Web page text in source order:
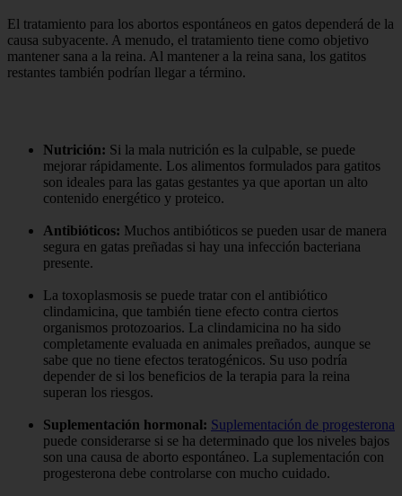
El tratamiento para los abortos espontáneos en gatos dependerá de la
causa subyacente. A menudo, el tratamiento tiene como objetivo
mantener sana a la reina. Al mantener a la reina sana, los gatitos
restantes también podrían llegar a término.
Nutrición: Si la mala nutrición es la culpable, se puede
mejorar rápidamente. Los alimentos formulados para gatitos
son ideales para las gatas gestantes ya que aportan un alto
contenido energético y proteico.
Antibióticos: Muchos antibióticos se pueden usar de manera
segura en gatas preñadas si hay una infección bacteriana
presente.
La toxoplasmosis se puede tratar con el antibiótico
clindamicina, que también tiene efecto contra ciertos
organismos protozoarios. La clindamicina no ha sido
completamente evaluada en animales preñados, aunque se
sabe que no tiene efectos teratogénicos. Su uso podría
depender de si los beneficios de la terapia para la reina
superan los riesgos.
Suplementación hormonal: Suplementación de progesterona
puede considerarse si se ha determinado que los niveles bajos
son una causa de aborto espontáneo. La suplementación con
progesterona debe controlarse con mucho cuidado.